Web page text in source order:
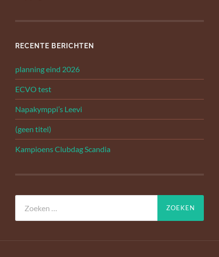
RECENTE BERICHTEN
planning eind 2026
ECVO test
Napakymppi’s Leevi
(geen titel)
Kampioens Clubdag Scandia
naar: